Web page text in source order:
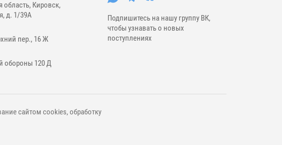
область, Кировск,
д. 1/39А
пер., 16 Ж
обороны 120 Д
Подпишитесь на нашу группу ВК,
чтобы узнавать о новых
поступлениях
сайтом cookies, обработку